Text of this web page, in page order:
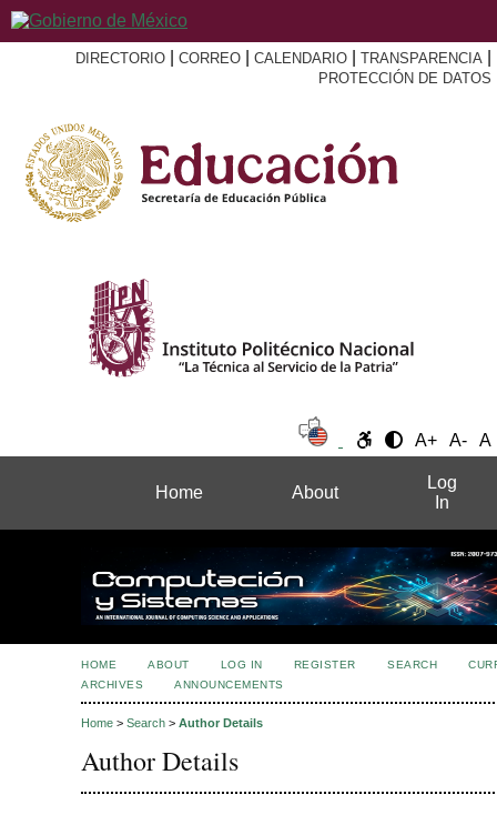
DIRECTORIO CORREO CALENDARIO TRANSPARENCIA
PROTECCIÓN DE DATOS
A+ A- A
Home About
Log
In
HOME ABOUT LOG IN REGISTER SEARCH
ARCHIVES
ANNOUNCEMENTS
Home > Search > Author Details
Author Details